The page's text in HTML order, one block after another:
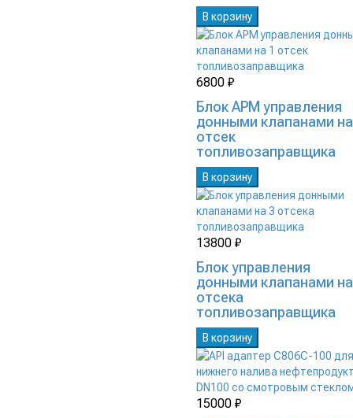
В корзину
6800 ₽
Блок АРМ управления
донными клапанами
отсек
топливозаправщика
В корзину
13800 ₽
Блок управления
донными клапанами
отсека
топливозаправщика
В корзину
15000 ₽